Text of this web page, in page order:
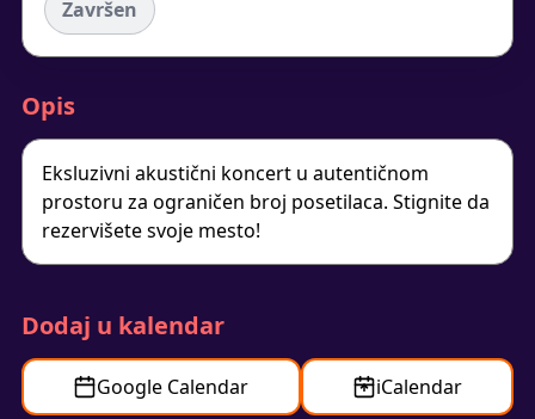
Završen
Opis
Eksluzivni akustični koncert u autentičnom
prostoru za ograničen broj posetilaca. Stignite da
rezervišete svoje mesto!
Dodaj u kalendar
Google Calendar iCalendar